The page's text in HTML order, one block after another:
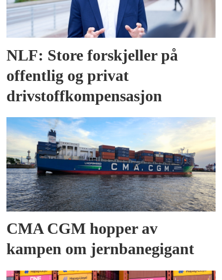
NLF: Store forskjeller på
offentlig og privat
drivstoffkompensasjon
CMA CGM hopper av
kampen om jernbanegigant